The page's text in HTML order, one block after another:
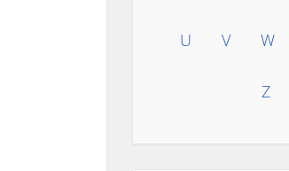
U V W
Z